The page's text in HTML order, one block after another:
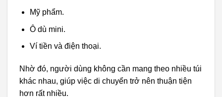
Mỹ phẩm.
Ô dù mini.
Ví tiền và điện thoại.
Nhờ đó, người dùng không cần mang theo nhiều túi
khác nhau, giúp việc di chuyển trở nên thuận tiện
hơn rất nhiều.